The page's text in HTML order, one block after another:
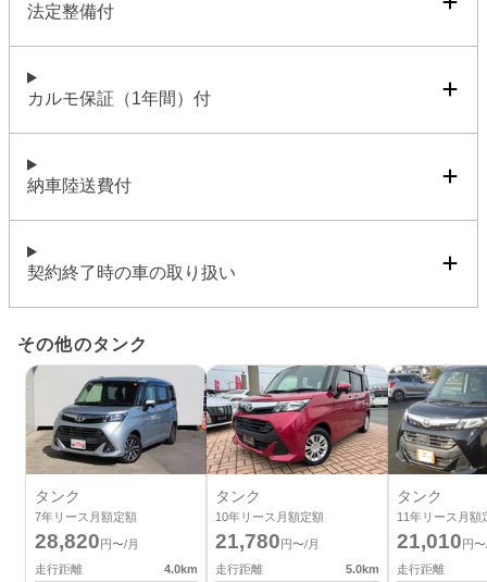
法定整備付
カルモ保証（1年間）付
納車陸送費付
契約終了時の車の取り扱い
その他のタンク
タンク
7年リース月額定額
28,820円〜/月
走行距離
4.0km
タンク
10年リース月額定額
21,780円〜/月
走行距離
5.0km
タンク
11年リース月額
21,010円
走行距離